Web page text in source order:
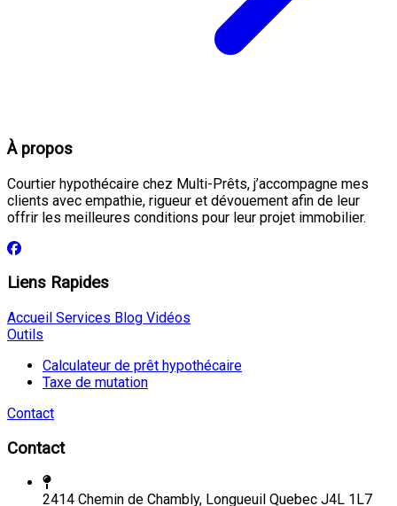
À propos
Courtier hypothécaire chez Multi-Prêts, j’accompagne mes
clients avec empathie, rigueur et dévouement afin de leur
offrir les meilleures conditions pour leur projet immobilier.
Liens Rapides
Accueil Services Blog Vidéos
Outils
Calculateur de prêt hypothécaire
Taxe de mutation
Contact
Contact
2414 Chemin de Chambly, Longueuil Quebec J4L 1L7